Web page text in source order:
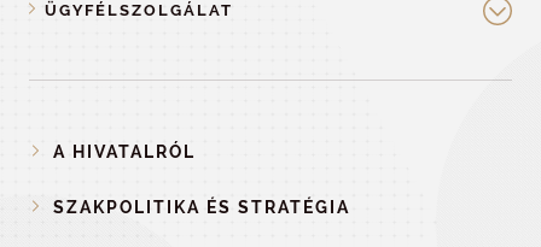
ÜGYFÉLSZOLGÁLAT
A HIVATALRÓL
SZAKPOLITIKA ÉS STRATÉGIA